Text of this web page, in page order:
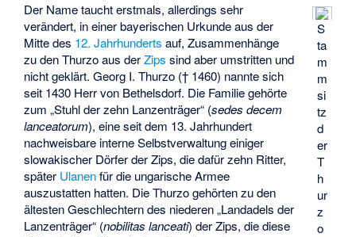
S
ta
m
m
si
tz
d
er
T
h
ur
z
o
Der Name taucht erstmals, allerdings sehr
verändert, in einer bayerischen Urkunde aus der
Mitte des 12. Jahrhunderts auf, Zusammenhänge
zu den Thurzo aus derZips sind aber umstritten und
nicht geklärt. Georg I. Thurzo († 1460) nannte sich
seit 1430 Herr von Bethelsdorf. Die Familie gehörte
zum „Stuhl der zehn Lanzenträger“ (sedes decem
lanceatorum), eine seit dem 13. Jahrhundert
nachweisbare interne Selbstverwaltung einiger
slowakischer Dörfer der Zips, die dafür zehn Ritter,
später Ulanenfür die ungarische Armee
auszustatten hatten. Die Thurzo gehörten zu den
ältesten Geschlechtern des niederen „Landadels der
Lanzenträger“ (nobilitas lanceati) der Zips, die diese